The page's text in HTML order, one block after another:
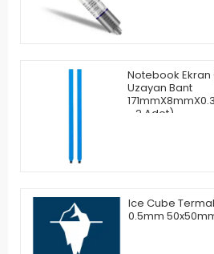
Notebook Ekran
Uzayan Bant
- 2 Adet)
Ice Cube
0.5mm